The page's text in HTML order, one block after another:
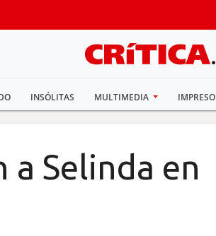
INSÓLITAS MULTIMEDIA IMPRESO
a Selinda en